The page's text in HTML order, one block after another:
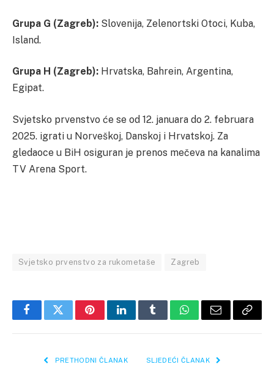
Grupa G (Zagreb): Slovenija, Zelenortski Otoci, Kuba,
Island.
Grupa H (Zagreb): Hrvatska, Bahrein, Argentina,
Egipat.
Svjetsko prvenstvo će se od 12. januara do 2. februara
2025. igrati u Norveškoj, Danskoj i Hrvatskoj. Za
gledaoce u BiH osiguran je prenos mečeva na kanalima
TV Arena Sport.
Svjetsko prvenstvo za rukometaše Zagreb
FacebookTwitterPinterestLinkedInTumblrWhatsApp
Email Copy
PRETHODNI ČLANAK SLJEDEĆI ČLANAK